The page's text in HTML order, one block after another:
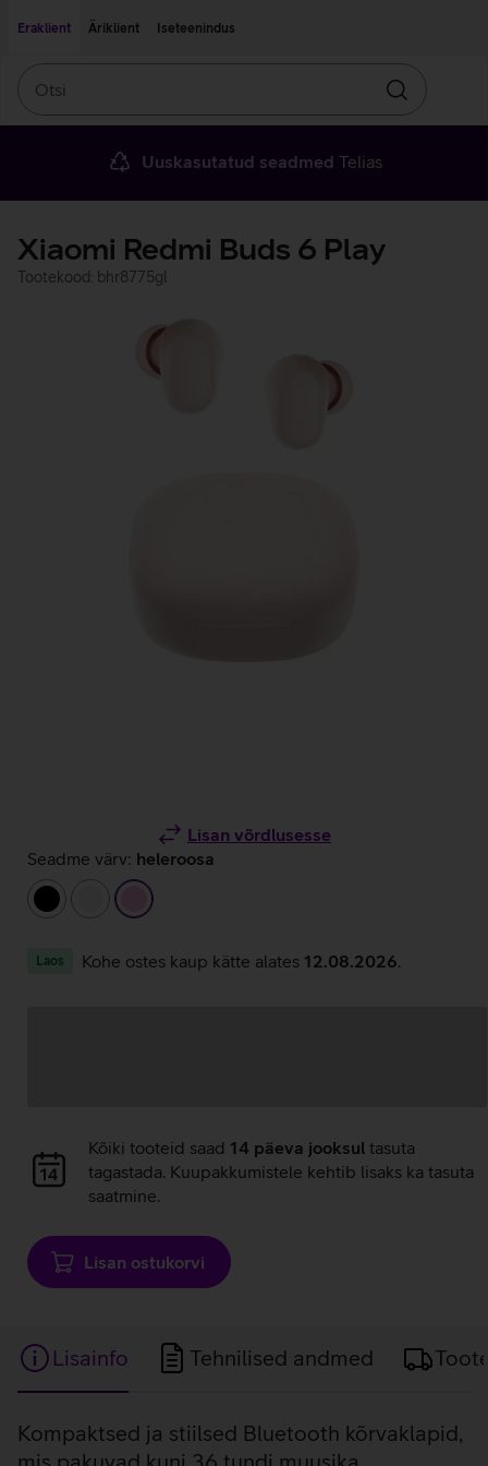
Eraklient
Äriklient Iseteenindus
Otsin
Uuskasutatud seadmed Telias
Xiaomi Redmi Buds 6 Play
Tootekood: bhr8775gl
Lisan võrdlusesse
Seadme värv: heleroosa
must
valge heleroosa
Laos Kohe ostes kaup kätte alates 12.08.2026
laadimine
Andmete
laadimine
Kõiki tooteid saad 14 päeva jooksul tasuta
tagastada. Kuupakkumistele kehtib lisaks ka tasuta
saatmine.
Lisan ostukorvi
Lisainfo Tehnilised andmed
Lisainfo
Kompaktsed ja stiilsed Bluetooth kõrvaklapid,